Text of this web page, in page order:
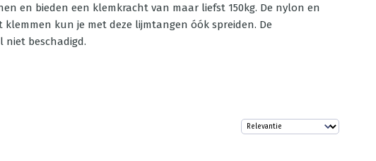
en bieden een klemkracht van maar liefst 150kg. De nylon en
kun je met deze lijmtangen óók spreiden. De
niet beschadigd.